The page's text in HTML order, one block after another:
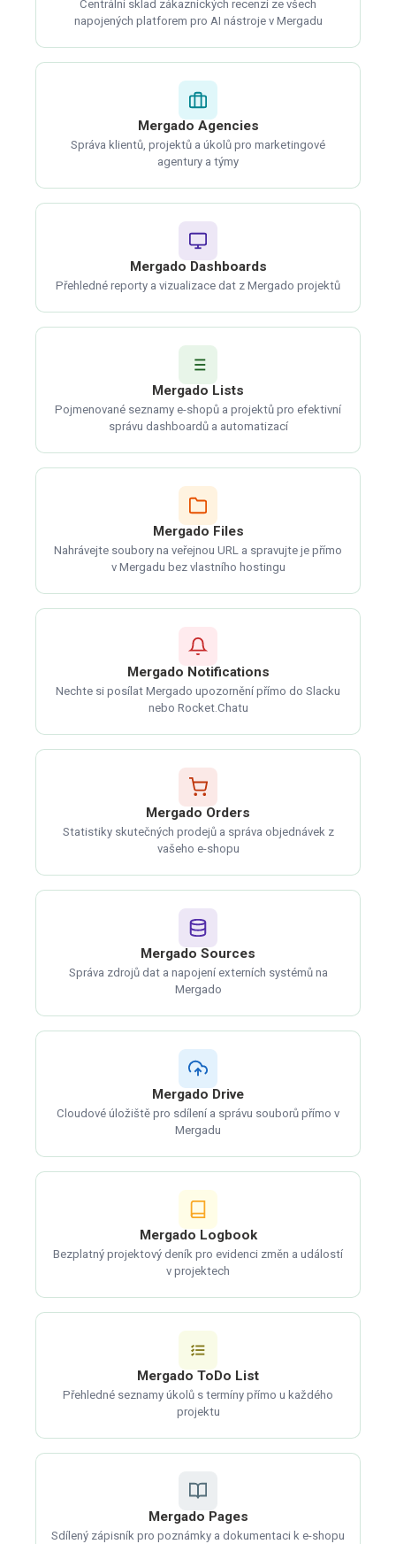
Centrální sklad zákaznických recenzí ze všech
napojených platforem pro AI nástroje v Mergadu
Mergado Agencies
Správa klientů, projektů a úkolů pro marketingové
agentury a týmy
Mergado Dashboards
Přehledné reporty a vizualizace dat z Mergado projektů
Mergado Lists
Pojmenované seznamy e-shopů a projektů pro efektivní
správu dashboardů a automatizací
Mergado Files
Nahrávejte soubory na veřejnou URL a spravujte je přímo
v Mergadu bez vlastního hostingu
Mergado Notifications
Nechte si posílat Mergado upozornění přímo do Slacku
nebo Rocket.Chatu
Mergado Orders
Statistiky skutečných prodejů a správa objednávek z
vašeho e-shopu
Mergado Sources
Správa zdrojů dat a napojení externích systémů na
Mergado
Mergado Drive
Cloudové úložiště pro sdílení a správu souborů přímo v
Mergadu
Mergado Logbook
Bezplatný projektový deník pro evidenci změn a událostí
v projektech
Mergado ToDo List
Přehledné seznamy úkolů s termíny přímo u každého
projektu
Mergado Pages
Sdílený zápisník pro poznámky a dokumentaci k e-shopu